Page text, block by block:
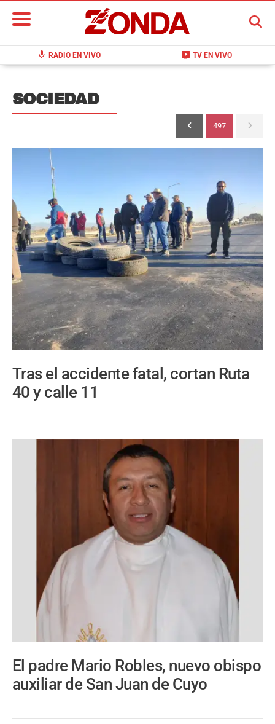
mic RADIO EN VIVO live_tv TV EN VIVO
BUSCAR
SOCIEDAD
497
Tras el accidente fatal, cortan Ruta
40 y calle 11
El padre Mario Robles, nuevo obispo
auxiliar de San Juan de Cuyo